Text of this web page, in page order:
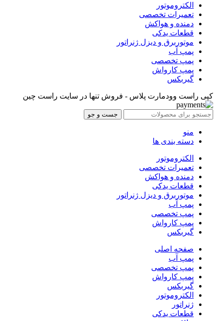
الکتروموتور
تعمیرات تخصصی
دمنده و هواکش
قطعات یدکی
موتوربرق و دیزل ژنراتور
پمپ آب
پمپ تخصصی
پمپ کارواش
گیربکس
کپی راست وودمارت پلاس - فروش تنها در سایت راست چین
جست و جو
منو
دسته بندی ها
الکتروموتور
تعمیرات تخصصی
دمنده و هواکش
قطعات یدکی
موتوربرق و دیزل ژنراتور
پمپ آب
پمپ تخصصی
پمپ کارواش
گیربکس
صفحه اصلی
پمپ آب
پمپ تخصصی
پمپ کارواش
گیربکس
الکتروموتور
ژنراتور
قطعات یدکی